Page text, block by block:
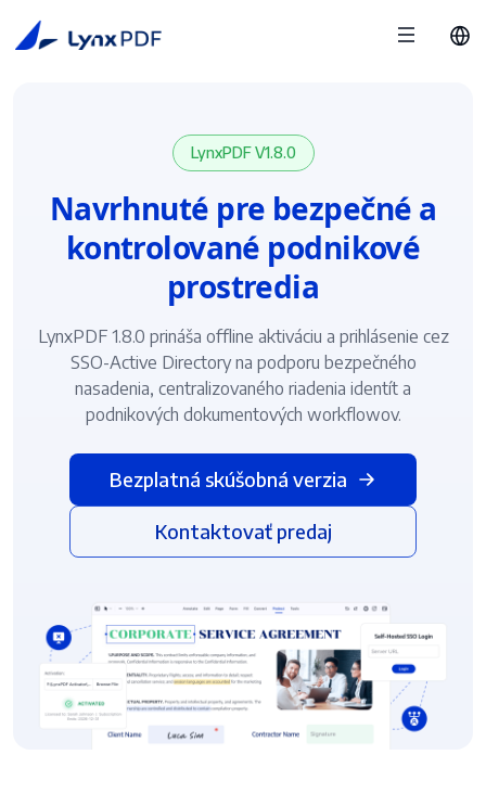
LynxPDF V1.8.0
Navrhnuté pre bezpečné a
kontrolované podnikové
prostredia
LynxPDF 1.8.0 prináša offline aktiváciu a prihlásenie cez
SSO-Active Directory na podporu bezpečného
nasadenia, centralizovaného riadenia identít a
podnikových dokumentových workflowov.
Bezplatná skúšobná verzia
Kontaktovať predaj